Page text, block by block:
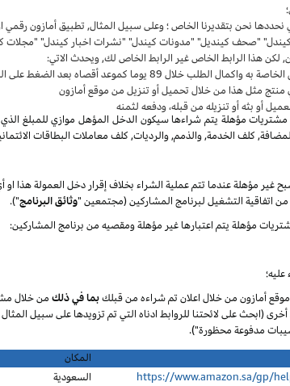
نحددها نحن بتقديرنا الخاص ؛ وعلى سبيل المثال, تطبيق أمازون
كيندل" "صحف كينديل" "مدونات كيندل" "نشرات اخبار كيندل" "مجلات
لكن هذا الرابط الخاص غير الرابط الخاص لك, ويحدث الاتي:
الخاصة به واكمال الطلب خلال 89 يوما كموعد أقصاه بعد الضغط على الرابط الخاص الاولي؛ أو
مثل هذا من خلال تحميل أو تنزيل من موقع أمازون
أو بثه أو تنزيله من قبله، ودفعه لثمنه
مؤهلة يتم شراءها سيكون الدخل المؤهل موازي للمبلغ
كلف الخدمة, والذمم, والرديات, كلف معاملات البطاقات
غير مؤهلة عندما تتم عملية الشراء بخلاف إقرار دخل العمولة
اتفاقية التشغيل لبرنامج المشاركين (مجتمعين "وثائق البرنامج").
مؤهلة يتم اعتبارها غير مؤهلة ومقصيه من برنامج المشاركين:
أمازون من خلال اعلان تم شراءه من قبلكبما في ذلك من خلال
(ابحث على لائحتنا للروابط ادناه التي تم تزويدها على سبيل
المكان
https://www.amazon.sa/gp/
السعودية